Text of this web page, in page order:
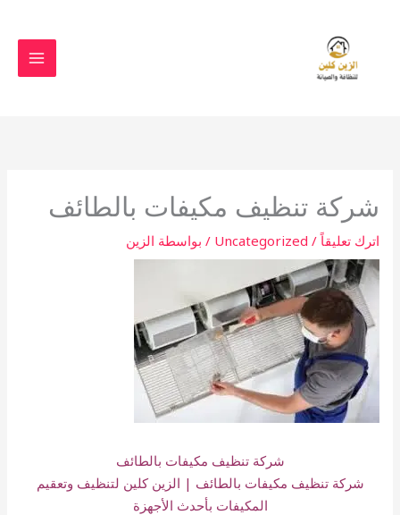
شركة تنظيف مكيفات بالطائف
اترك تعليقاً /
Uncategorized / بواسطة الزين
شركة تنظيف مكيفات بالطائف
شركة تنظيف مكيفات بالطائف | الزين كلين لتنظيف وتعقيم
المكيفات بأحدث الأجهزة